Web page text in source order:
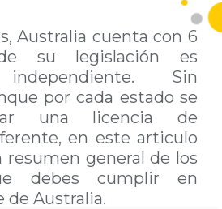
Australia cuenta con 6
su legislación es
Sin
por cada estado se
una licencia de
en este articulo
general de los
debes cumplir en
de Australia.